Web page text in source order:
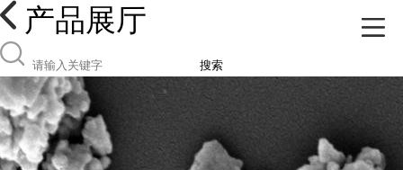
产品展厅
搜索